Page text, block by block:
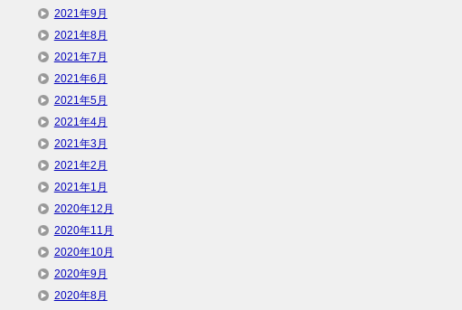
2021年9月
2021年8月
2021年7月
2021年6月
2021年5月
2021年4月
2021年3月
2021年2月
2021年1月
2020年12月
2020年11月
2020年10月
2020年9月
2020年8月